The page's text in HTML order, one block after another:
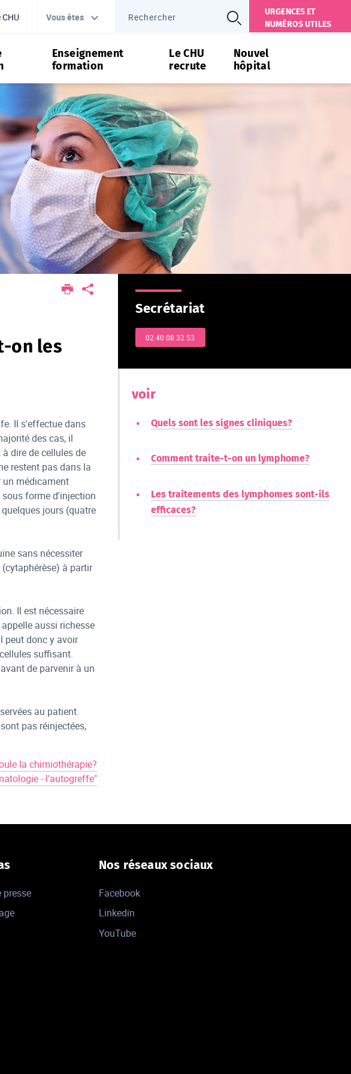
Vous êtes
URGENCES ET
NUMÉROS UTILES
Enseignement
formation
Le CHU
recrute
Nouvel
hôpital
on les
Il s'effectue dans
des cas, il
dire de cellules de
restent pas dans la
médicament
forme d'injection
jours (quatre
sans nécessiter
à partir
Il est nécessaire
aussi richesse
peut donc y avoir
suffisant.
de parvenir à un
au patient.
pas réinjectées,
la chimiothérapie?
- l'autogreffe"
Secrétariat
02 40 08 32 53
voir
Quels sont les signes cliniques?
Comment traite-t-on un lymphome?
Les traitements des lymphomes sont-ils
efficaces?
presse
Nos réseaux sociaux
Facebook
Linkedin
YouTube